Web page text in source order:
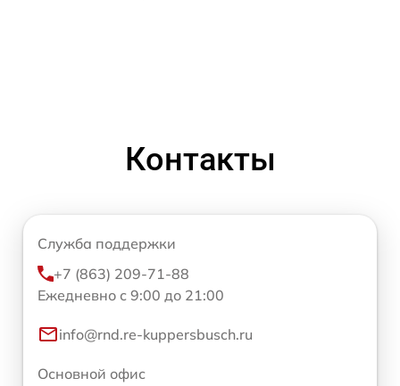
Контакты
Служба поддержки
+7 (863) 209-71-88
Ежедневно с 9:00 до 21:00
info@rnd.re-kuppersbusch.ru
Основной офис